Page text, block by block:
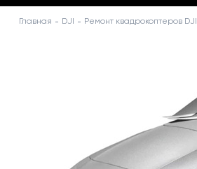
Главная DJI Ремонт квадрокоптеров DJI